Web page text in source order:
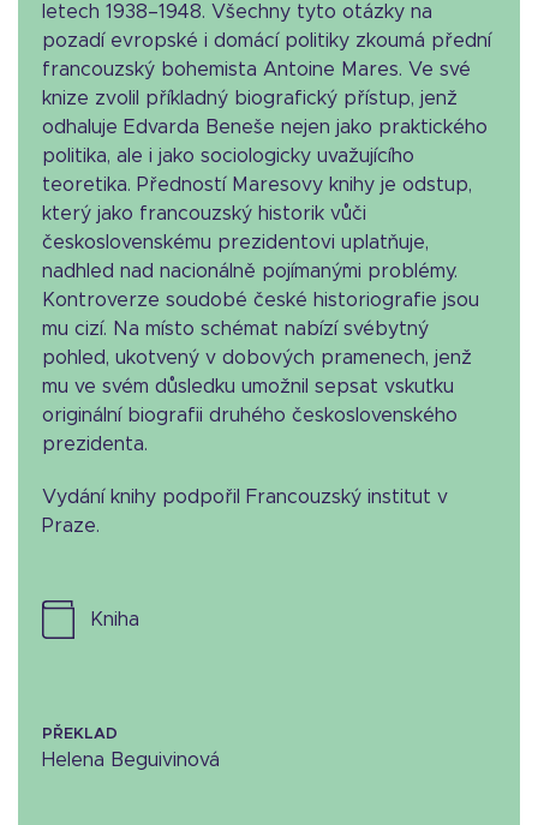
letech 1938–1948. Všechny tyto otázky na
pozadí evropské i domácí politiky zkoumá přední
francouzský bohemista Antoine Mares. Ve své
knize zvolil příkladný biografický přístup, jenž
odhaluje Edvarda Beneše nejen jako praktického
politika, ale i jako sociologicky uvažujícího
teoretika. Předností Maresovy knihy je odstup,
který jako francouzský historik vůči
československému prezidentovi uplatňuje,
nadhled nad nacionálně pojímanými problémy.
Kontroverze soudobé české historiografie jsou
mu cizí. Na místo schémat nabízí svébytný
pohled, ukotvený v dobových pramenech, jenž
mu ve svém důsledku umožnil sepsat vskutku
originální biografii druhého československého
prezidenta.
Vydání knihy podpořil Francouzský institut v
Praze.
kniha
PŘEKLAD
Helena Beguivinová